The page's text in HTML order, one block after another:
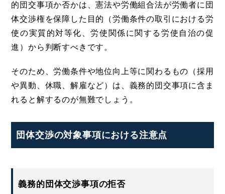
的団交事項か否かは、憲法や労働組合法が労働者に団
体交渉権を保障した目的（労働条件の取引における労
使の実質的対等化、労使関係に関する労使自治の促
進）から判断すべきです。
そのため、労働条件や地位向上等に関わるもの（採用
や異動、休職、解雇など）は、義務的団交事項に含ま
れると解するのが無難でしょう。
団体交渉の対象事項における注意点
義務的団体交渉事項の拒否